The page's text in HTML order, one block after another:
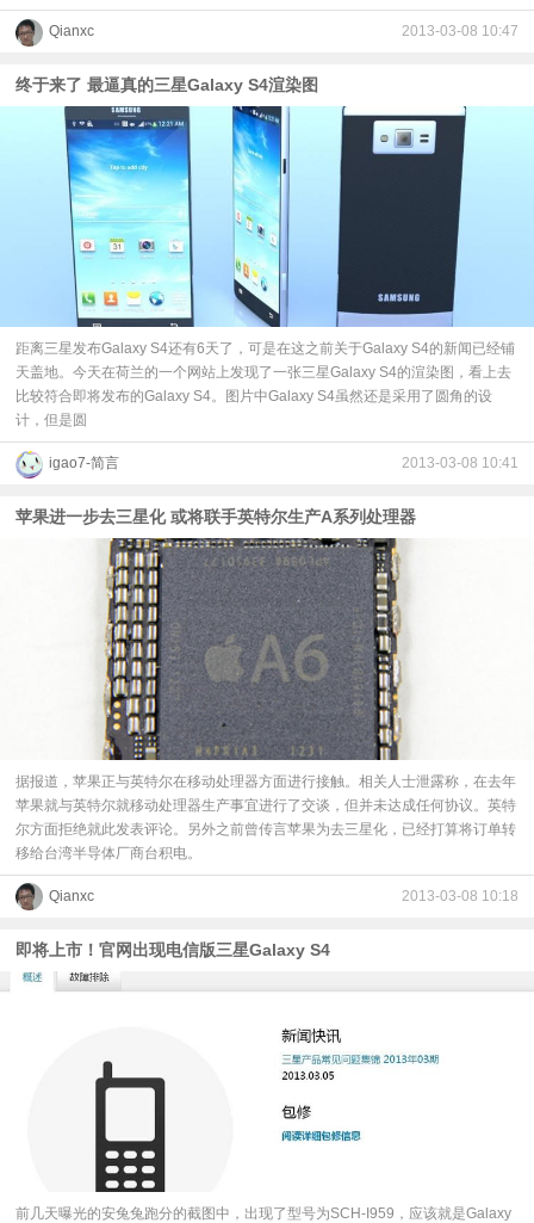
普
体
Qianxc 2013-03-08 10:47
终于来了 最逼真的三星Galaxy S4渲染图
距离三星发布Galaxy S4还有6天了，可是在这之前关于Galaxy S4的新闻已经铺
天盖地。今天在荷兰的一个网站上发现了一张三星Galaxy S4的渲染图，看上去
比较符合即将发布的Galaxy S4。图片中Galaxy S4虽然还是采用了圆角的设
计，但是圆
igao7-简言 2013-03-08 10:41
苹果进一步去三星化 或将联手英特尔生产A系列处理器
据报道，苹果正与英特尔在移动处理器方面进行接触。相关人士泄露称，在去年
苹果就与英特尔就移动处理器生产事宜进行了交谈，但并未达成任何协议。英特
尔方面拒绝就此发表评论。另外之前曾传言苹果为去三星化，已经打算将订单转
移给台湾半导体厂商台积电。
Qianxc 2013-03-08 10:18
即将上市！官网出现电信版三星Galaxy S4
前几天曝光的安兔兔跑分的截图中，出现了型号为SCH-I959，应该就是Galaxy